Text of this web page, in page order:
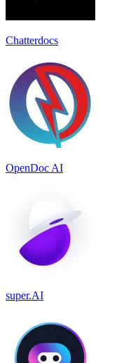
Chatterdocs
OpenDoc AI
super.AI